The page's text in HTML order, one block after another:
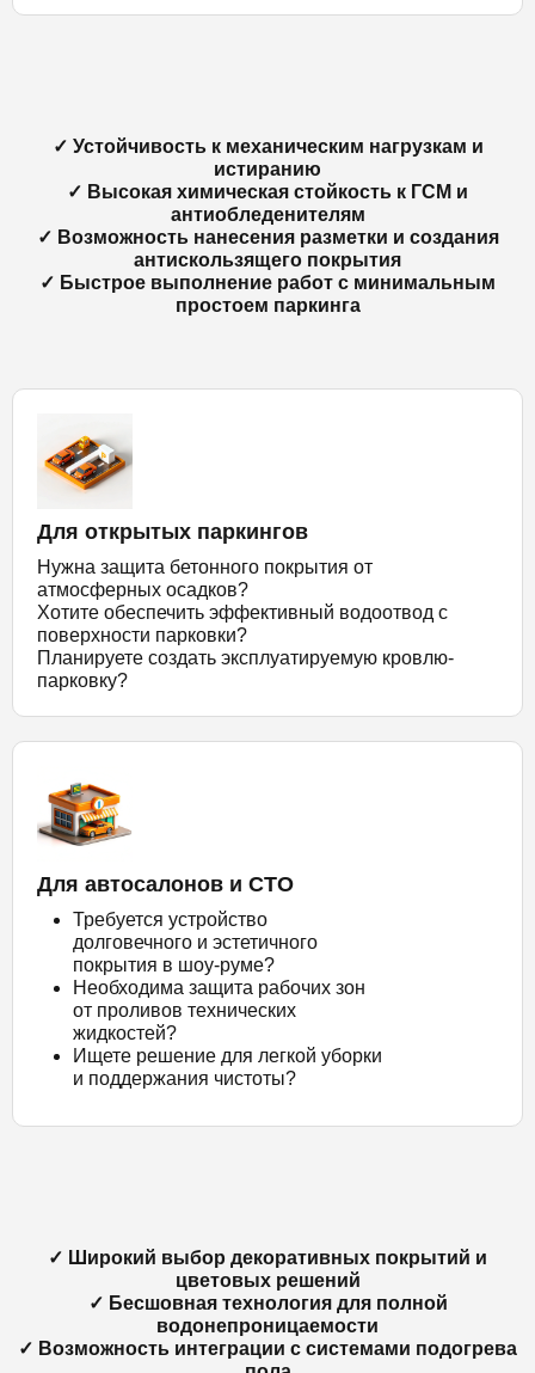
✓ Устойчивость к механическим нагрузкам и
истиранию
✓ Высокая химическая стойкость к ГСМ и
антиобледенителям
✓ Возможность нанесения разметки и создания
антискользящего покрытия
✓ Быстрое выполнение работ с минимальным
простоем паркинга
Для открытых паркингов
Нужна защита бетонного покрытия от
атмосферных осадков?
Хотите обеспечить эффективный водоотвод с
поверхности парковки?
Планируете создать эксплуатируемую кровлю-
парковку?
Для автосалонов и СТО
Требуется устройство
долговечного и эстетичного
покрытия в шоу-руме?
Необходима защита рабочих зон
от проливов технических
жидкостей?
Ищете решение для легкой уборки
и поддержания чистоты?
✓ Широкий выбор декоративных покрытий и
цветовых решений
✓ Бесшовная технология для полной
водонепроницаемости
✓ Возможность интеграции с системами подогрева